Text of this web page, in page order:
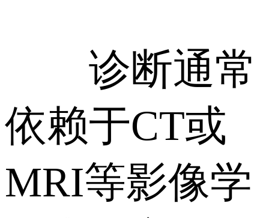
诊断通常
依赖于CT或
MRI等影像学